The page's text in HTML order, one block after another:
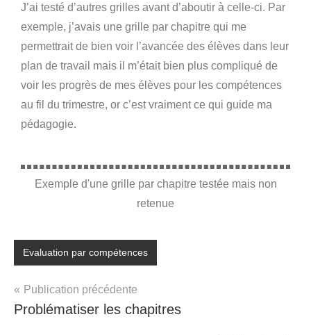
J’ai testé d’autres grilles avant d’aboutir à celle-ci. Par
exemple, j’avais une grille par chapitre qui me
permettrait de bien voir l’avancée des élèves dans leur
plan de travail mais il m’était bien plus compliqué de
voir les progrès de mes élèves pour les compétences
au fil du trimestre, or c’est vraiment ce qui guide ma
pédagogie.
Exemple d'une grille par chapitre testée mais non
retenue
Evaluation par compétences
Publication précédente
Problématiser les chapitres